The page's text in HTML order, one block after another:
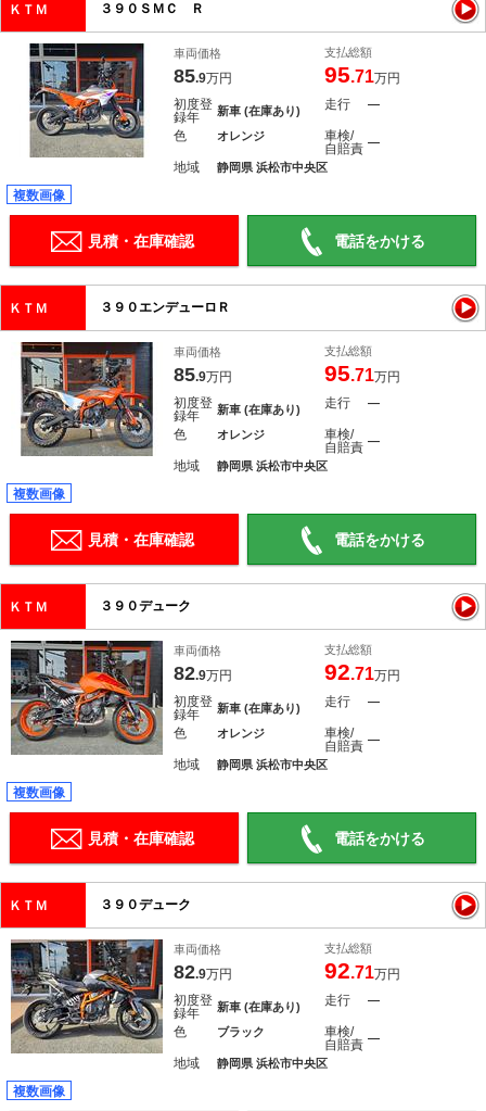
ＫＴＭ ３９０ＳＭＣ Ｒ
車両価格
85.9万円
支払総額
95.71万円
初度登
録年
新車 (在庫あり) 走行 ―
色 オレンジ
車検/
自賠責 ―
地域 静岡県 浜松市中央区
複数画像
見積・在庫確認 電話をかける
ＫＴＭ ３９０エンデューロＲ
車両価格
85.9万円
支払総額
95.71万円
初度登
録年
新車 (在庫あり) 走行 ―
色 オレンジ
車検/
自賠責 ―
地域 静岡県 浜松市中央区
複数画像
見積・在庫確認 電話をかける
ＫＴＭ ３９０デューク
車両価格
82.9万円
支払総額
92.71万円
初度登
録年
新車 (在庫あり) 走行 ―
色 オレンジ
車検/
自賠責 ―
地域 静岡県 浜松市中央区
複数画像
見積・在庫確認 電話をかける
ＫＴＭ ３９０デューク
車両価格
82.9万円
支払総額
92.71万円
初度登
録年
新車 (在庫あり) 走行 ―
色 ブラック
車検/
自賠責 ―
地域 静岡県 浜松市中央区
複数画像